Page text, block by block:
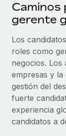
Caminos
gerente
Los
roles como
negocios. Los
empresas y la
gestión del
fuerte
experiencia
candidatos a